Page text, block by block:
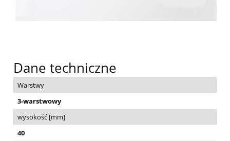
Dane techniczne
Warstwy
3-warstwowy
wysokość [mm]
40